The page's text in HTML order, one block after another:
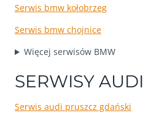
Serwis bmw kołobrzeg
Serwis bmw chojnice
Więcej serwisów BMW
SERWISY AUDI
Serwis audi pruszcz gdański